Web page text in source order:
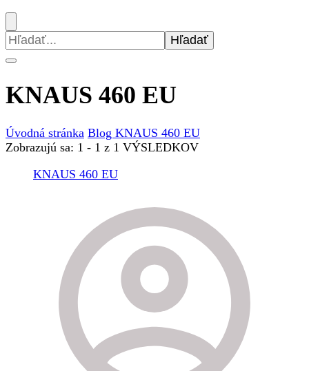
Hľadať:
KNAUS 460 EU
Úvodná stránka Blog KNAUS 460 EU
Zobrazujú sa: 1 - 1 z 1 VÝSLEDKOV
KNAUS 460 EU